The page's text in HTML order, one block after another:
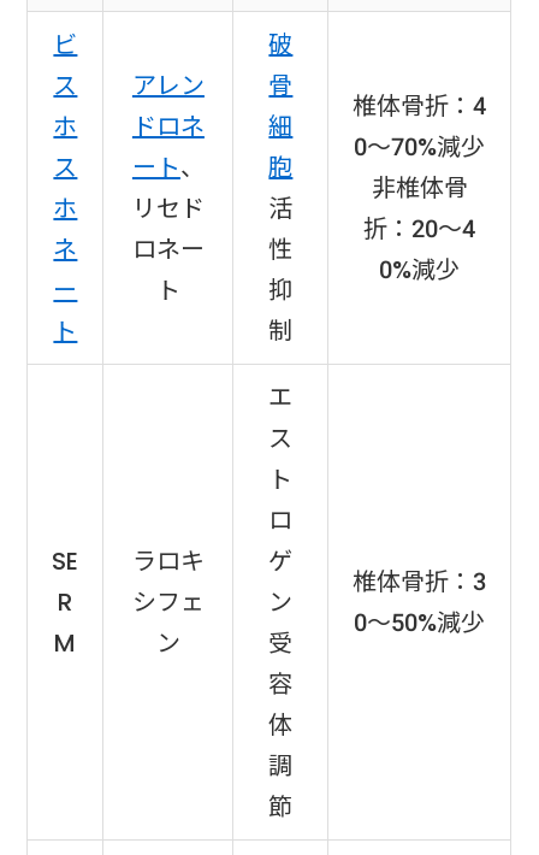
ビ
ス
ホ
ス
ホ
ネ
ー
ト
アレン
ドロネ
ート、
リセド
ロネー
ト
破
骨
細
胞
活
性
抑
制
椎体骨折：4
0〜70%減少
非椎体骨
折：20〜4
0%減少
SE
R
M
ラロキ
シフェ
ン
エ
ス
ト
ロ
ゲ
ン
受
容
体
調
節
椎体骨折：3
0〜50%減少